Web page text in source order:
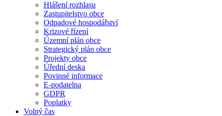
Hlášení rozhlasu
Zastupitelstvo obce
Odpadové hospodářství
Krizové řízení
Územní plán obce
Strategický plán obce
Projekty obce
Úřední deska
Povinné informace
E-podatelna
GDPR
Poplatky
Volný čas